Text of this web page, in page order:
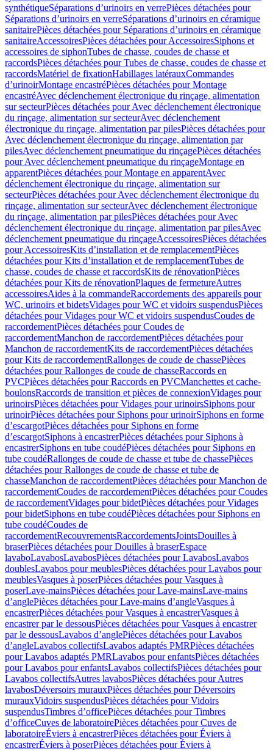
synthétiqueSéparations d’urinoirs en verrePièces détachées pour
Séparations d’urinoirs en verreSéparations d’urinoirs en céramique
sanitairePièces détachées pour Séparations d’urinoirs en céramique
sanitaireAccessoiresPièces détachées pour AccessoiresSiphons et
accessoires de siphonTubes de chasse, coudes de chasse et
raccordsPièces détachées pour Tubes de chasse, coudes de chasse et
raccordsMatériel de fixationHabillages latérauxCommandes
dʼurinoirMontage encastréPièces détachées pour Montage
encastréAvec déclenchement électronique du rinçage, alimentation
sur secteurPièces détachées pour Avec déclenchement électronique
du rinçage, alimentation sur secteurAvec déclenchement
électronique du rinçage, alimentation par pilesPièces détachées pour
Avec déclenchement électronique du rinçage, alimentation par
pilesAvec déclenchement pneumatique du rinçagePièces détachées
pour Avec déclenchement pneumatique du rinçageMontage en
apparentPièces détachées pour Montage en apparentAvec
déclenchement électronique du rinçage, alimentation sur
secteurPièces détachées pour Avec déclenchement électronique du
rinçage, alimentation sur secteurAvec déclenchement électronique
du rinçage, alimentation par pilesPièces détachées pour Avec
déclenchement électronique du rinçage, alimentation par pilesAvec
déclenchement pneumatique du rinçageAccessoiresPièces détachées
pour AccessoiresKits d’installation et de remplacementPièces
détachées pour Kits d’installation et de remplacementTubes de
chasse, coudes de chasse et raccordsKits de rénovationPièces
détachées pour Kits de rénovationPlaques de fermetureAutres
accessoiresAides à la commandeRaccordements des appareils pour
WC, urinoirs et bidetsVidages pour WC et vidoirs suspendusPièces
détachées pour Vidages pour WC et vidoirs suspendusCoudes de
raccordementPièces détachées pour Coudes de
raccordementManchon de raccordementPièces détachées pour
Manchon de raccordementKits de raccordementPièces détachées
pour Kits de raccordementRallonges de coude de chassePièces
détachées pour Rallonges de coude de chasseRaccords en
PVCPièces détachées pour Raccords en PVCManchettes et cache-
boulonsRaccords de transition et pièces de connexionVidages pour
urinoirsPièces détachées pour Vidages pour urinoirsSiphons pour
urinoirPièces détachées pour Siphons pour urinoirSiphons en forme
d’escargotPièces détachées pour Siphons en forme
d’escargotSiphons à encastrerPièces détachées pour Siphons à
encastrerSiphons en tube coudéPièces détachées pour Siphons en
tube coudéRallonges de coude de chasse et tube de chassePièces
détachées pour Rallonges de coude de chasse et tube de
chasseManchon de raccordementPièces détachées pour Manchon de
raccordementCoudes de raccordementPièces détachées pour Coudes
de raccordementVidages pour bidetPièces détachées pour Vidages
pour bidetSiphons en tube coudéPièces détachées pour Siphons en
tube coudéCoudes de
raccordementRecouvrementsRaccordementsJointsDouilles à
braserPièces détachées pour Douilles à braserEspace
lavaboLavabosLavabosPièces détachées pour LavabosLavabos
doublesLavabos pour meublesPièces détachées pour Lavabos pour
meublesVasques à poserPièces détachées pour Vasques à
poserLave-mainsPièces détachées pour Lave-mainsLave-mains
d’anglePièces détachées pour Lave-mains d’angleVasques à
encastrerPièces détachées pour Vasques à encastrerVasques à
encastrer par le dessousPièces détachées pour Vasques à encastrer
par le dessousLavabos d’anglePièces détachées pour Lavabos
d’angleLavabos collectifsLavabos adaptés PMRPièces détachées
pour Lavabos adaptés PMRLavabos pour enfantsPièces détachées
pour Lavabos pour enfantsLavabos collectifsPièces détachées pour
Lavabos collectifsAutres lavabosPièces détachées pour Autres
lavabosDéversoirs murauxPièces détachées pour Déversoirs
murauxVidoirs suspendusPièces détachées pour Vidoirs
suspendusTimbres dʼofficePièces détachées pour Timbres
dʼofficeCuves de laboratoirePièces détachées pour Cuves de
laboratoireÉviers à encastrerPièces détachées pour Éviers à
encastrerÉviers à poserPièces détachées pour Éviers à